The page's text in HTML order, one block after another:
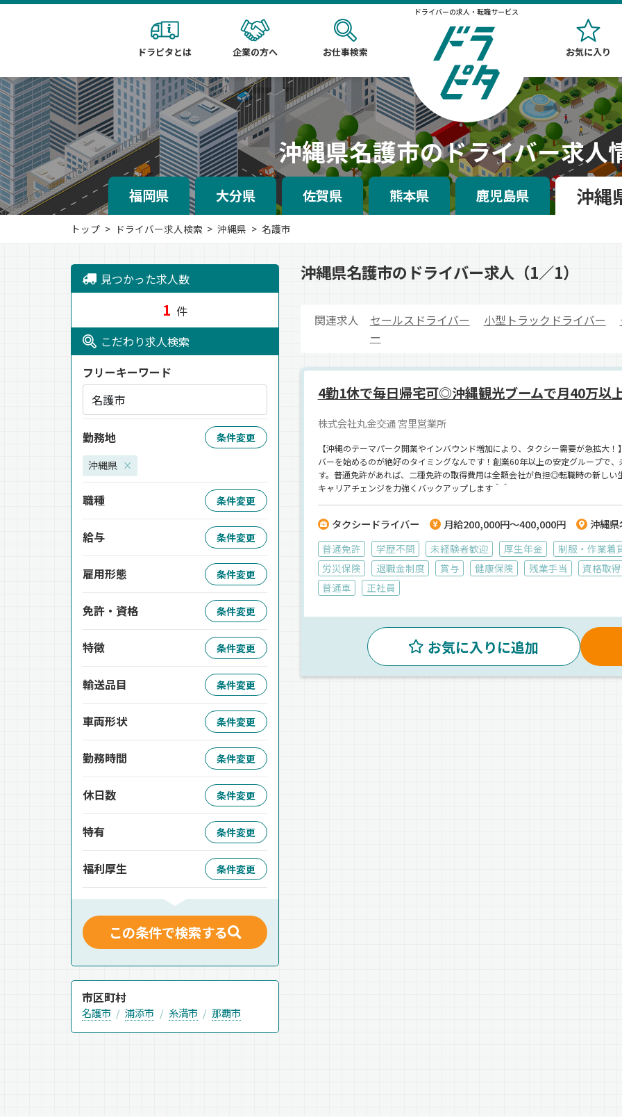
ドライバーの求人・転職サービス
ドラピタとは 企業の方へ お仕事検索 お気に入り
沖縄県名護市のドライバー求人
福岡県 大分県 佐賀県 熊本県 鹿児島県 沖縄
トップ ドライバー求人検索 沖縄県 名護市
沖縄県名護市のドライバー求人（1／1）
関連求人 セールスドライバー 小型トラックドライバー
ー
4勤1休で毎日帰宅可◎沖縄観光ブームで月40万以
株式会社丸金交通 宮里営業所
【沖縄のテーマパーク開業やインバウンド増加により、タクシー需要が急拡大
バーを始めるのが絶好のタイミングなんです！創業60年以上の安定グループで
す。普通免許があれば、二種免許の取得費用は全額会社が負担◎転職時の新し
キャリアチェンジを力強くバックアップします＾＾
タクシードライバー 月給200,000円～400,000円 沖縄
普通免許 学歴不問 未経験者歓迎 厚生年金
制服・作業着
労災保険
退職金制度 賞与 健康保険 残業手当
資格取
普通車
正社員
お気に入りに追加
見つかった求人数
1 件
こだわり求人検索
フリーキーワード
勤務地 条件変更
沖縄県 ×
職種 条件変更
給与 条件変更
雇用形態 条件変更
免許・資格 条件変更
特徴 条件変更
輸送品目 条件変更
車両形状 条件変更
勤務時間 条件変更
休日数 条件変更
特有 条件変更
福利厚生 条件変更
この条件で検索する
市区町村
名護市 浦添市 糸満市 那覇市